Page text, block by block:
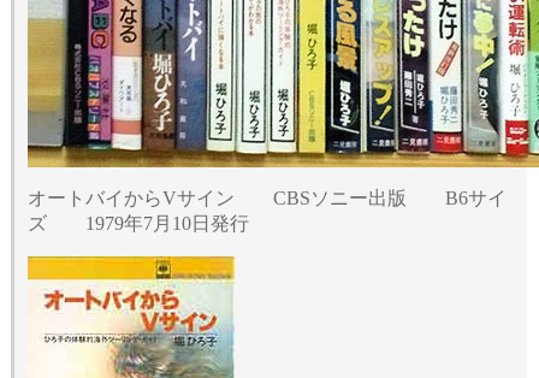
オートバイからVサイン CBSソニー出版 B6サイ
ズ 1979年7月10日発行